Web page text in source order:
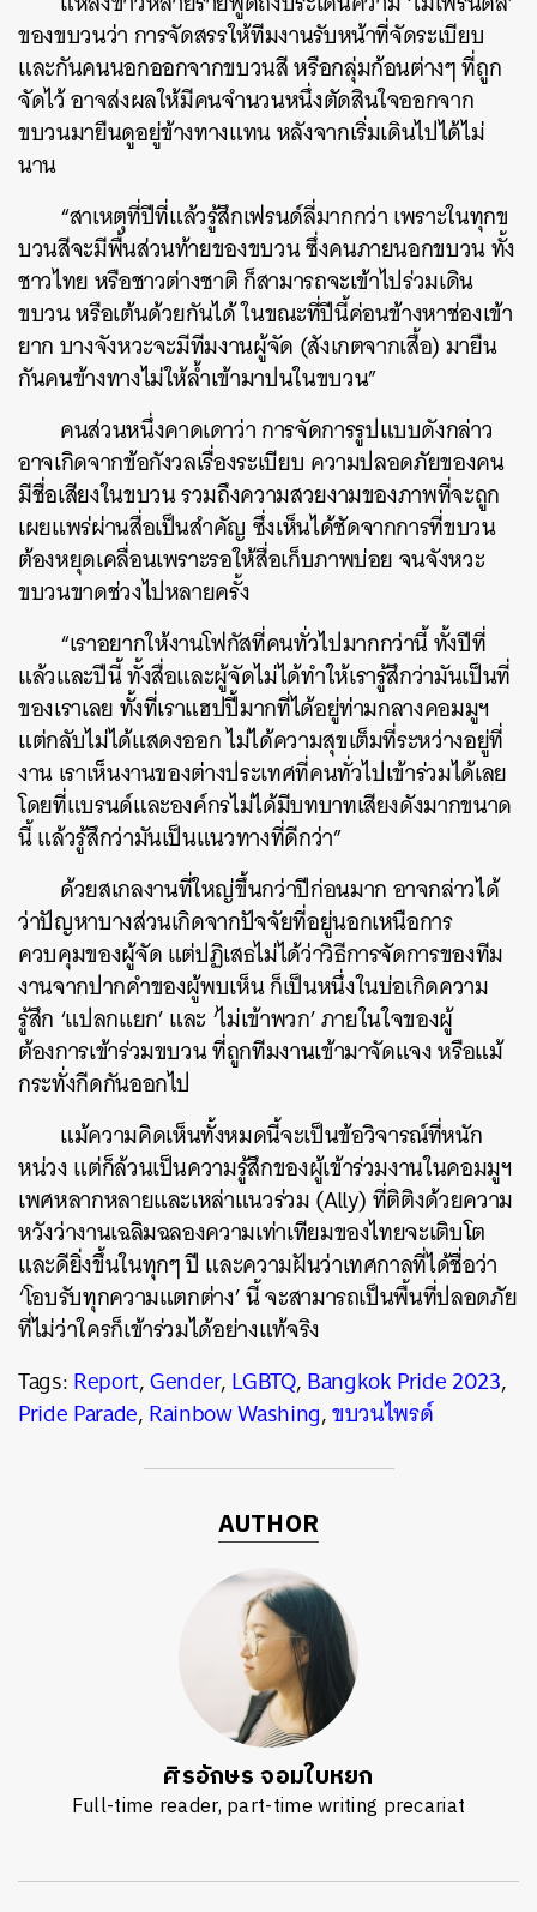
ของขบวนว่า การจัดสรรให้ทีมงานรับหน้าที่จัดระเบียบ
และกันคนนอกออกจากขบวนสี หรือกลุ่มก้อนต่างๆ ที่ถูก
จัดไว้ อาจส่งผลให้มีคนจำนวนหนึ่งตัดสินใจออกจาก
ขบวนมายืนดูอยู่ข้างทางแทน หลังจากเริ่มเดินไปได้ไม่
นาน
“สาเหตุที่ปีที่แล้วรู้สึกเฟรนด์ลี่มากกว่า เพราะในทุกข
บวนสีจะมีพื้นส่วนท้ายของขบวน ซึ่งคนภายนอกขบวน ทั้ง
ชาวไทย หรือชาวต่างชาติ ก็สามารถจะเข้าไปร่วมเดิน
ขบวน หรือเต้นด้วยกันได้ ในขณะที่ปีนี้ค่อนข้างหาช่องเข้า
ยาก บางจังหวะจะมีทีมงานผู้จัด (สังเกตจากเสื้อ) มายืน
กันคนข้างทางไม่ให้ล้ำเข้ามาปนในขบวน”
คนส่วนหนึ่งคาดเดาว่า การจัดการรูปแบบดังกล่าว
อาจเกิดจากข้อกังวลเรื่องระเบียบ ความปลอดภัยของคน
มีชื่อเสียงในขบวน รวมถึงความสวยงามของภาพที่จะถูก
เผยแพร่ผ่านสื่อเป็นสำคัญ ซึ่งเห็นได้ชัดจากการที่ขบวน
ต้องหยุดเคลื่อนเพราะรอให้สื่อเก็บภาพบ่อย จนจังหวะ
ขบวนขาดช่วงไปหลายครั้ง
“เราอยากให้งานโฟกัสที่คนทั่วไปมากกว่านี้ ทั้งปีที่
แล้วและปีนี้ ทั้งสื่อและผู้จัดไม่ได้ทำให้เรารู้สึกว่ามันเป็นที่
ของเราเลย ทั้งที่เราแฮปปี้มากที่ได้อยู่ท่ามกลางคอมมูฯ
แต่กลับไม่ได้แสดงออก ไม่ได้ความสุขเต็มที่ระหว่างอยู่ที่
งาน เราเห็นงานของต่างประเทศที่คนทั่วไปเข้าร่วมได้เลย
โดยที่แบรนด์และองค์กรไม่ได้มีบทบาทเสียงดังมากขนาด
นี้ แล้วรู้สึกว่ามันเป็นแนวทางที่ดีกว่า”
ด้วยสเกลงานที่ใหญ่ขึ้นกว่าปีก่อนมาก อาจกล่าวได้
ว่าปัญหาบางส่วนเกิดจากปัจจัยที่อยู่นอกเหนือการ
ควบคุมของผู้จัด แต่ปฏิเสธไม่ได้ว่าวิธีการจัดการของทีม
งานจากปากคำของผู้พบเห็น ก็เป็นหนึ่งในบ่อเกิดความ
รู้สึก ‘แปลกแยก’ และ ‘ไม่เข้าพวก’ ภายในใจของผู้
ต้องการเข้าร่วมขบวน ที่ถูกทีมงานเข้ามาจัดแจง หรือแม้
กระทั่งกีดกันออกไป
แม้ความคิดเห็นทั้งหมดนี้จะเป็นข้อวิจารณ์ที่หนัก
หน่วง แต่ก็ล้วนเป็นความรู้สึกของผู้เข้าร่วมงานในคอมมูฯ
เพศหลากหลายและเหล่าแนวร่วม (Ally) ที่ติติงด้วยความ
หวังว่างานเฉลิมฉลองความเท่าเทียมของไทยจะเติบโต
และดียิ่งขึ้นในทุกๆ ปี และความฝันว่าเทศกาลที่ได้ชื่อว่า
‘โอบรับทุกความแตกต่าง’ นี้ จะสามารถเป็นพื้นที่ปลอดภัย
ที่ไม่ว่าใครก็เข้าร่วมได้อย่างแท้จริง
Tags:Report,Gender,LGBTQ,Bangkok Pride 2023,
Pride Parade,Rainbow Washing,ขบวนไพรด์
AUTHOR
ศิรอักษร จอมใบหยก
Full-time reader, part-time writing precariat